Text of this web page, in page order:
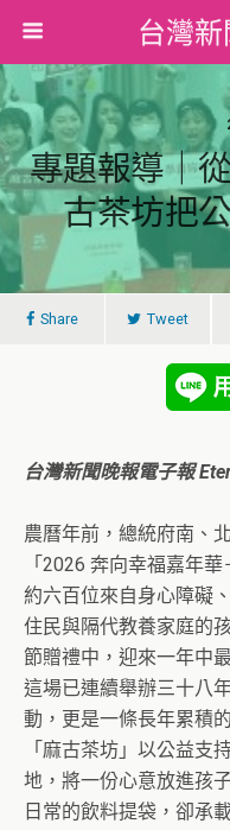
台灣
專題報導｜
古茶坊把
Share Tweet
台灣新聞晚報電子報
農曆年前，總統府南、
「2026 奔向幸福嘉年
約六百位來自身心障礙
住民與隔代教養家庭的
節贈禮中，迎來一年中
這場已連續舉辦三十八
動，更是一條長年累積
「麻古茶坊」以公益支
地，將一份心意放進孩
日常的飲料提袋，卻承